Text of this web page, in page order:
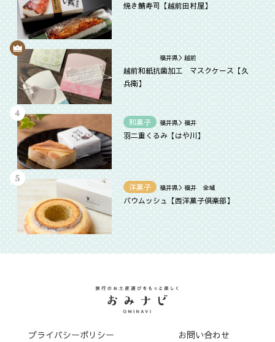
焼き鯖寿司【越前田村屋】
福井県＞越前
越前和紙抗菌加工 マスクケ－ス【久
兵衛】
和菓子 福井県＞福井
羽二重くるみ【はや川】
洋菓子 福井県＞福井 全域
バウムッシュ【西洋菓子倶楽部】
プライバシーポリシー お問い合わせ